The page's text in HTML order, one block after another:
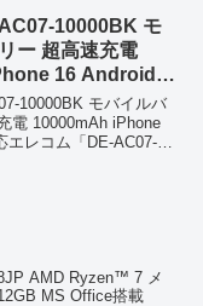
10000BK モ
ー 超高速充電
16 Android
10000BK モバイルバ
電 10000mAh iPhone
エレコム「DE-AC07-
AMD Ryzen™ 7 メ
MS Office搭載